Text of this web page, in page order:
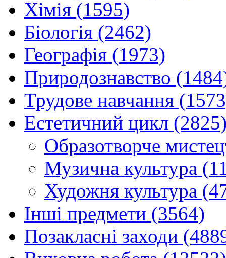
Хімія (1595)
Біологія (2462)
Географія (1973)
Природознавство
Трудове навчання
Естетичний цикл
Образотворче
Музична культура
Художня культура
Інші предмети (3564)
Позакласні заходи